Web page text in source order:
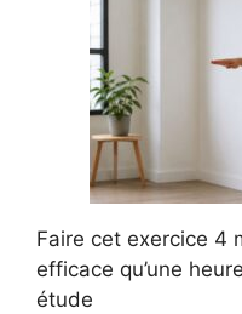
Faire cet exercice 4
efficace qu’une
étude